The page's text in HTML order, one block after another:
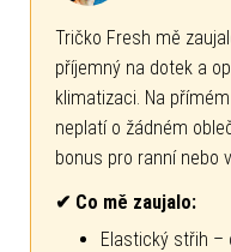
Tričko Fresh mě
příjemný na dotek a
klimatizaci. Na
neplatí o žádném
bonus pro ranní nebo
✔ Co mě zaujalo:
Elastický střih –